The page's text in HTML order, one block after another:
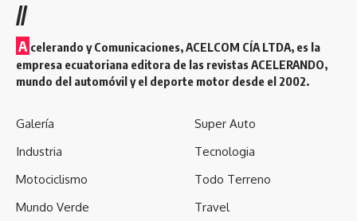
//
A celerando y Comunicaciones, ACELCOM CÍA LTDA, es la
empresa ecuatoriana editora de las revistas ACELERANDO,
mundo del automóvil y el deporte motor desde el 2002.
Galería
Industria
Motociclismo
Mundo Verde
Super Auto
Tecnologia
Todo Terreno
Travel